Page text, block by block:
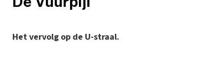
Het vervolg op de U-straal.